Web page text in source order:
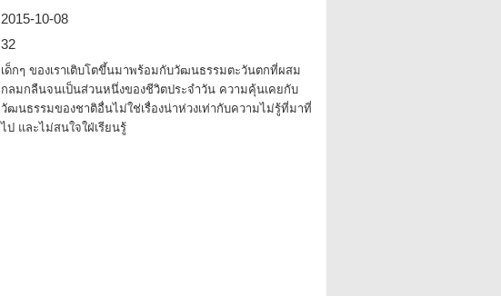
2015-10-08
32
เด็กๆ ของเราเติบโตขึ้นมาพร้อมกับวัฒนธรรมตะวันตกที่ผสม
กลมกลืนจนเป็นส่วนหนึ่งของชีวิตประจำวัน ความคุ้นเคยกับ
วัฒนธรรมของชาติอื่นไม่ใช่เรื่องน่าห่วงเท่ากับความไม่รู้ที่มาที่
ไป และไม่สนใจใฝ่เรียนรู้